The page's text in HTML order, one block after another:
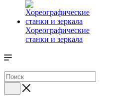
Хореографические
станки и зеркала